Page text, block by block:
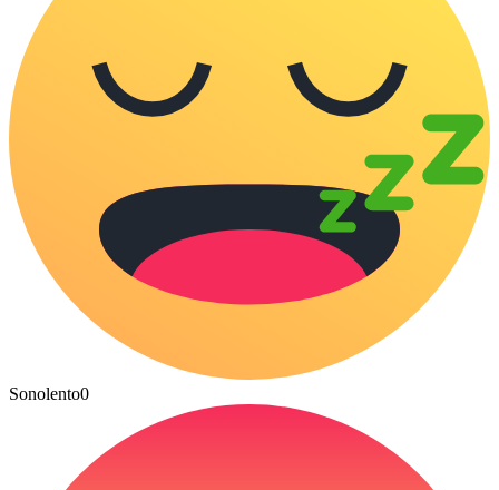
Sonolento0